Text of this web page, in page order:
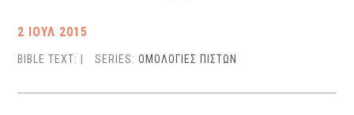
2 ΙΟΥΛ 2015
BIBLE TEXT: SERIES:ΟΜΟΛΟΓΙΕΣ ΠΙΣΤΩΝ